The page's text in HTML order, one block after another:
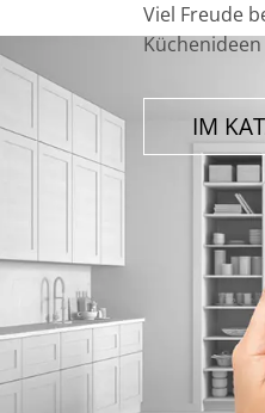
Viel Freude
Küchenideen
IM